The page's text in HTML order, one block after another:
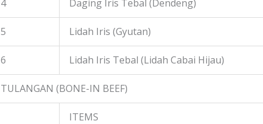
4 Daging Iris Tebal (Dendeng)
5 Lidah Iris (Gyutan)
6 Lidah Iris Tebal (Lidah Cabai Hijau)
TULANGAN (BONE-IN BEEF)
ITEMS